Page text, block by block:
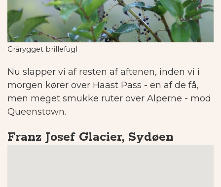
Grårygget brillefugl
Nu slapper vi af resten af aftenen, inden vi i
morgen kører over Haast Pass - en af de få,
men meget smukke ruter over Alperne - mod
Queenstown.
Franz Josef Glacier, Sydøen